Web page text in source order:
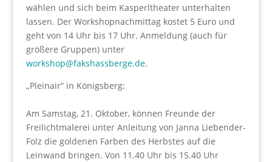
wählen und sich beim Kasperltheater unterhalten
lassen. Der Workshopnachmittag kostet 5 Euro und
geht von 14 Uhr bis 17 Uhr. Anmeldung (auch für
größere Gruppen) unter
workshop@fakshassberge.de.
„Pleinair“ in Königsberg:
Am Samstag, 21. Oktober, können Freunde der
Freilichtmalerei unter Anleitung von Janna Liebender-
Folz die goldenen Farben des Herbstes auf die
Leinwand bringen. Von 11.40 Uhr bis 15.40 Uhr